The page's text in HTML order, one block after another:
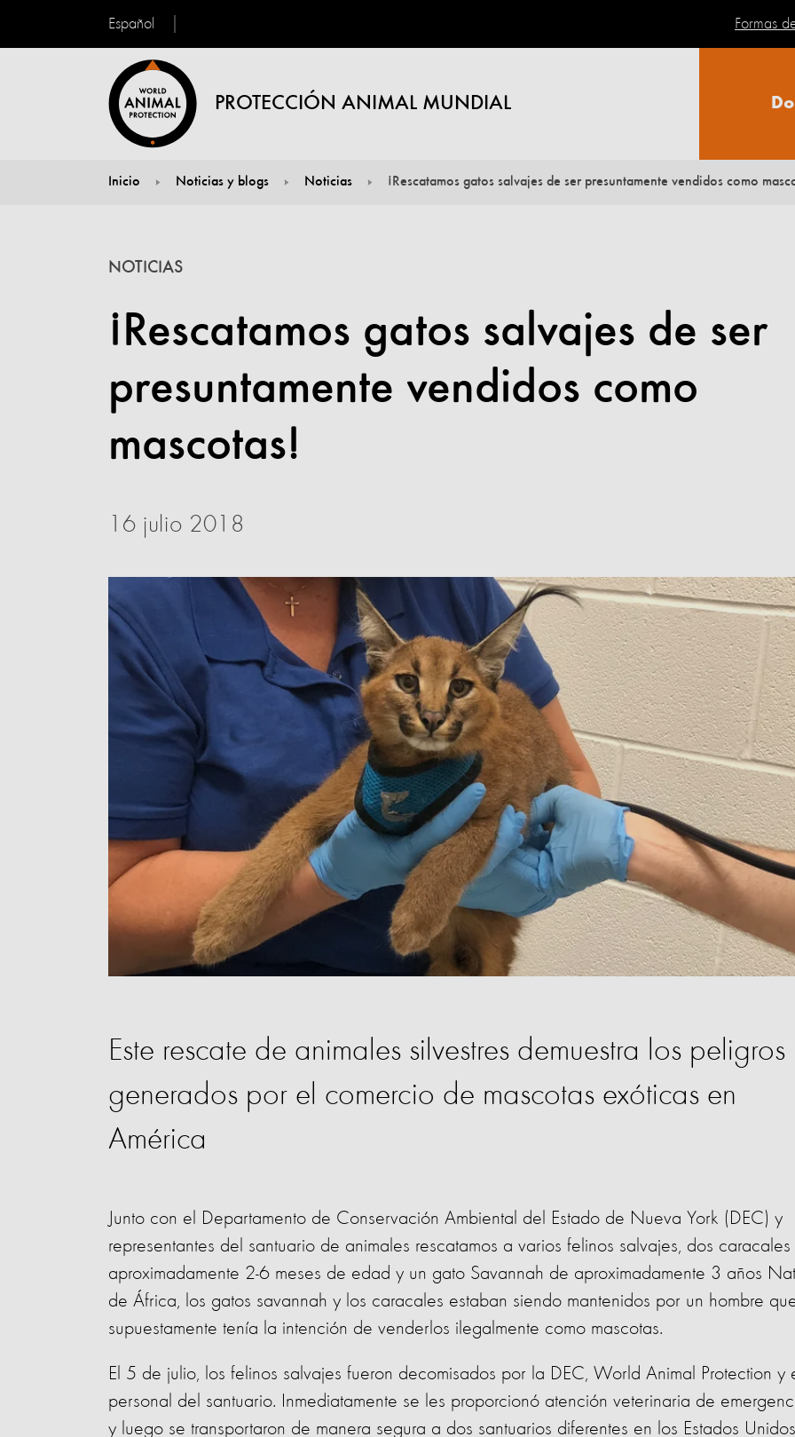
Español
PROTECCIÓN ANIMAL MUNDIAL
Formas
Inicio Noticias y blogs Noticias ¡Rescatamos gatos salvajes de ser presuntamente vendidos como
¡Rescatamos gatos salvajes de ser
presuntamente vendidos como
mascotas!
NOTICIAS
16 julio 2018
Este rescate de animales silvestres demuestra los peligros
generados por el comercio de mascotas exóticas en
América
Junto con el Departamento de Conservación Ambiental del Estado de Nueva York (DEC) y
representantes del santuario de animales rescatamos a varios felinos salvajes, dos
aproximadamente 2-6 meses de edad y un gato Savannah de aproximadamente 3 años
de África, los gatos savannah y los caracales estaban siendo mantenidos por un hombre
supuestamente tenía la intención de venderlos ilegalmente como mascotas.
El 5 de julio, los felinos salvajes fueron decomisados por la DEC, World Animal Protection y
personal del santuario. Inmediatamente se les proporcionó atención veterinaria de
y luego se transportaron de manera segura a dos santuarios diferentes en los Estados